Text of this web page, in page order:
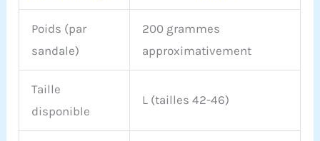
Poids (par
sandale)
200 grammes
approximativement
Taille
disponible
L (tailles 42-46)